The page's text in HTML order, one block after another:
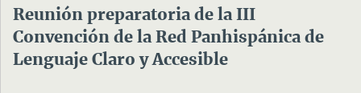
Reunión preparatoria de la III
Convención de la Red Panhispánica de
Lenguaje Claro y Accesible